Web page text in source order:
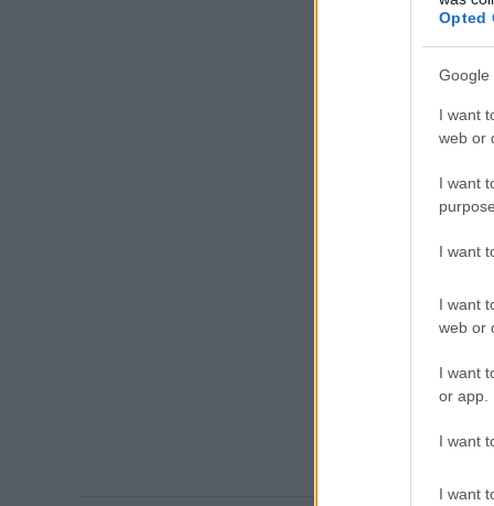
Opted
Google
I want
web or
I want
I want
I want
web or
I want
or app.
I want
I want